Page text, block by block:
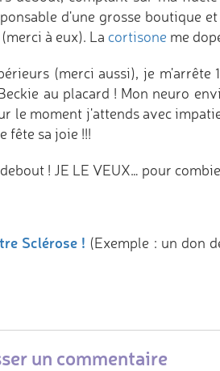
d'une grosse boutique
à eux). La cortisone me
(merci aussi), je m'arrête
au placard ! Mon neuro
le moment j'attends avec
fête sa joie !!!
! JE LE VEUX… pour
Sclérose ! (Exemple : un don
un commentaire